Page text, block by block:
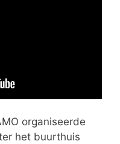
organiseerde
het buurthuis